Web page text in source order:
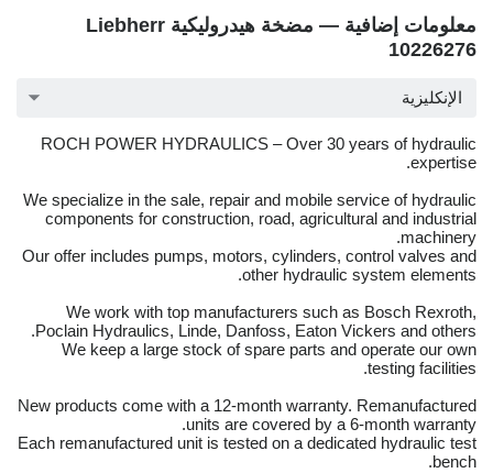
معلومات إضافية — مضخة هيدروليكية Liebherr
10226276
الإنكليزية
ROCH POWER HYDRAULICS – Over 30 years of hydraulic
expertise.
We specialize in the sale, repair and mobile service of hydraulic
components for construction, road, agricultural and industrial
machinery.
Our offer includes pumps, motors, cylinders, control valves and
other hydraulic system elements.
We work with top manufacturers such as Bosch Rexroth,
Poclain Hydraulics, Linde, Danfoss, Eaton Vickers and others.
We keep a large stock of spare parts and operate our own
testing facilities.
New products come with a 12-month warranty. Remanufactured
units are covered by a 6-month warranty.
Each remanufactured unit is tested on a dedicated hydraulic test
bench.